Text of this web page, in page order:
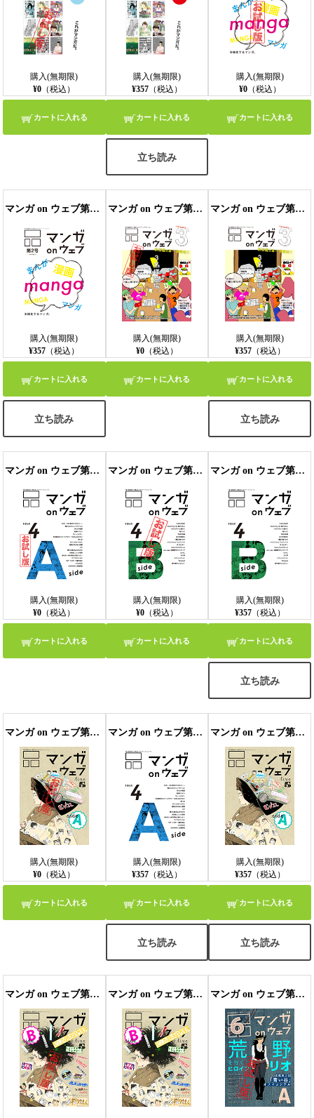
購入(無期限)
¥0 （税込）
カートに入れる
購入(無期限)
¥357（税込）
カートに入れる
立ち読み
購入(無期限)
¥0（税込）
カートに入れる
マンガ on ウェブ第２号
購入(無期限)
¥357 （税込）
カートに入れる
立ち読み
マンガ on ウェブ第３号 無料お試し版〔雑誌〕
購入(無期限)
¥0（税込）
カートに入れる
マンガ on ウェブ第３号
購入(無期限)
¥357（税込）
カートに入れる
立ち読み
マンガ on ウェブ第４号 side-A 無料お試し版〔雑誌〕
購入(無期限)
¥0 （税込）
カートに入れる
マンガ on ウェブ第4号 side-B 無料お試し版〔雑誌〕
購入(無期限)
¥0（税込）
カートに入れる
マンガ on ウェブ第4号 side-B
購入(無期限)
¥357（税込）
カートに入れる
立ち読み
マンガ on ウェブ第5号 side-A 無料お試し版〔雑誌〕
購入(無期限)
¥0 （税込）
カートに入れる
マンガ on ウェブ第4号 side-A
購入(無期限)
¥357（税込）
カートに入れる
立ち読み
マンガ on ウェブ第5号 side-A
購入(無期限)
¥357（税込）
カートに入れる
立ち読み
マンガ on ウェブ第5号 side-B 無料お試し版〔雑誌〕 マンガ on ウェブ第5号 side-B マンガ on ウェブ第6号 side-A 無料お試し版〔雑誌〕